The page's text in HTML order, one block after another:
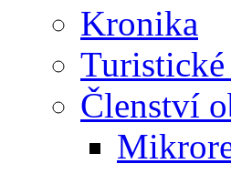
Kronika
Členství